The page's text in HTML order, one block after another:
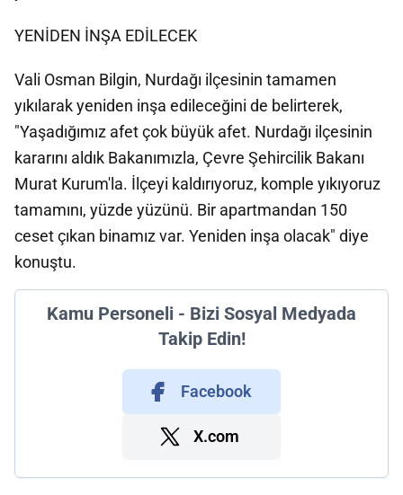
YENİDEN İNŞA EDİLECEK
Vali Osman Bilgin, Nurdağı ilçesinin tamamen
yıkılarak yeniden inşa edileceğini de belirterek,
"Yaşadığımız afet çok büyük afet. Nurdağı ilçesinin
kararını aldık Bakanımızla, Çevre Şehircilik Bakanı
Murat Kurum'la. İlçeyi kaldırıyoruz, komple yıkıyoruz
tamamını, yüzde yüzünü. Bir apartmandan 150
ceset çıkan binamız var. Yeniden inşa olacak" diye
konuştu.
Kamu Personeli - Bizi Sosyal Medyada
Takip Edin!
Facebook
X.com